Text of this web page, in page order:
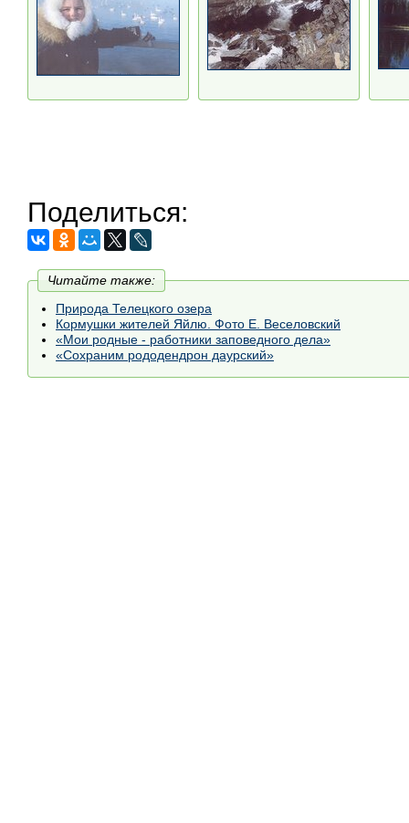
Поделиться:
Читайте также:
Природа Телецкого озера
Кормушки жителей Яйлю. Фото Е. Веселовский
«Мои родные - работники заповедного дела»
«Сохраним рододендрон даурский»